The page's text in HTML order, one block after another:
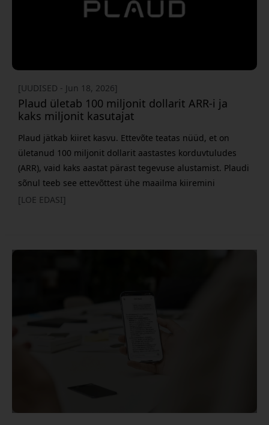
[UUDISED - Jun 18, 2026]
Plaud ületab 100 miljonit dollarit ARR-i ja
kaks miljonit kasutajat
Plaud jätkab kiiret kasvu. Ettevõte teatas nüüd, et on
ületanud 100 miljonit dollarit aastastes korduvtuludes
(ARR), vaid kaks aastat pärast tegevuse alustamist. Plaudi
sõnul teeb see ettevõttest ühe maailma kiiremini
kasvavatest AI-ettevõtetest. Samal ajal paistab ettevõte
[LOE EDASI]